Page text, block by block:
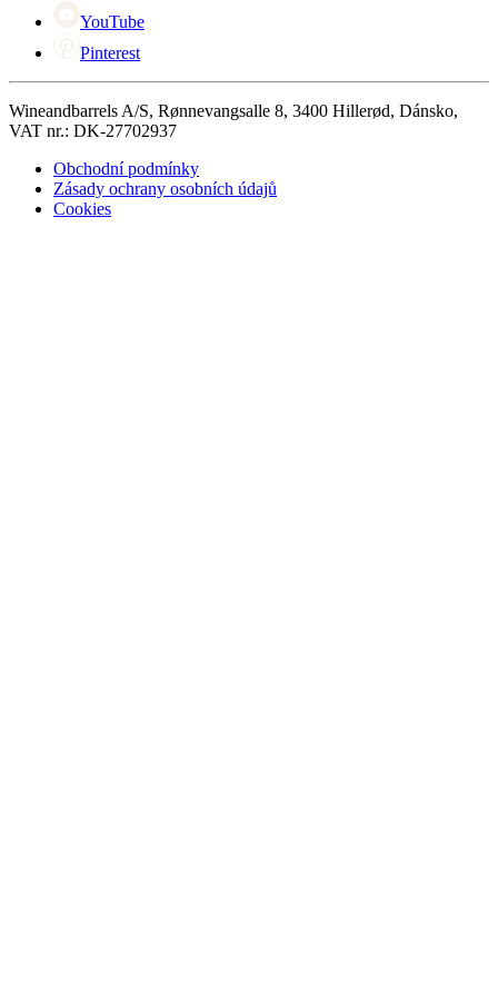
YouTube
Pinterest
Wineandbarrels A/S, Rønnevangsalle 8, 3400 Hillerød, Dánsko,
VAT nr.: DK-27702937
Obchodní podmínky
Zásady ochrany osobních údajů
Cookies